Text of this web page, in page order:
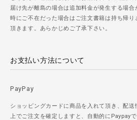
届け先が離島の場合は追加料金が発生する場
時にご不在だった場合はご注文書籍は持ち帰り
頂きます。あらかじめご了承下さい。
お支払い方法について
PayPay
ショッピングカードに商品を入れて頂き、配
上でご注文を確定しますと、自動的にPaypay